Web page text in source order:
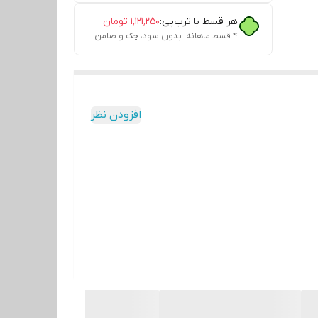
هر قسط با ترب‌پی:۱٬۱۲۱٬۲۵۰ تومان
۴ قسط ماهانه. بدون سود، چک و ضامن.
افزودن نظر